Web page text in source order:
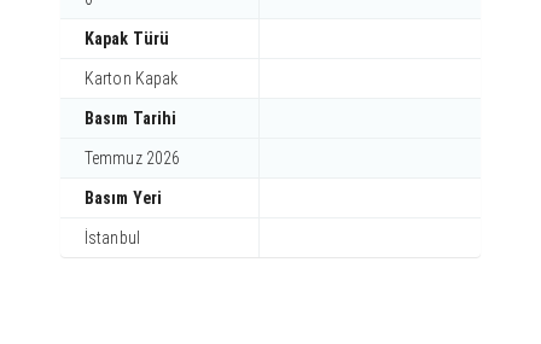
Kapak Türü
Karton Kapak
Basım Tarihi
Temmuz 2026
Basım Yeri
İstanbul